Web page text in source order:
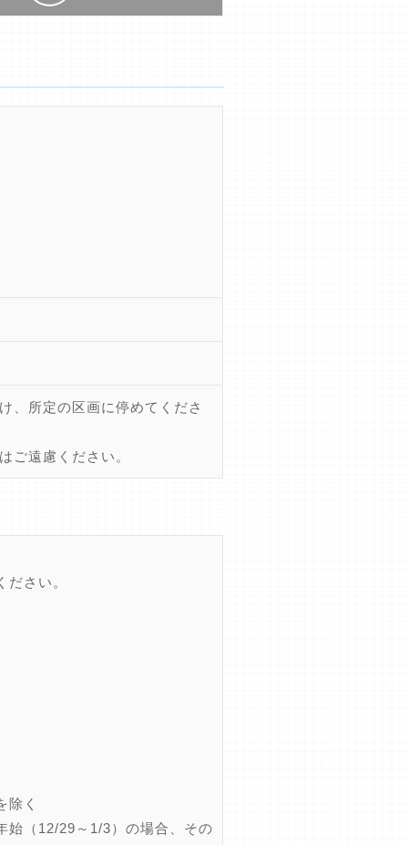
、所定の区画に停めてくださ
ご遠慮ください。
さい。
除く
始（12/29～1/3）の場合、その